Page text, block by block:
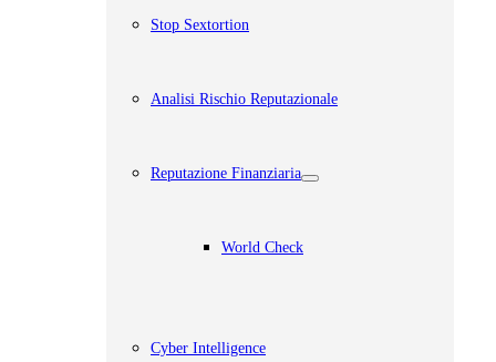
Stop Sextortion
Analisi Rischio Reputazionale​
Reputazione Finanziaria
World Check
Cyber Intelligence